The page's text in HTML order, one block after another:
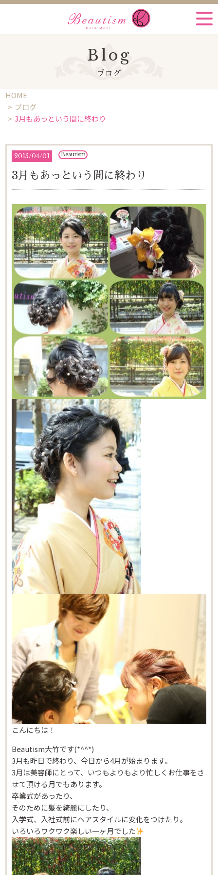
Blog
ブログ
HOME
ブログ
3月もあっという間に終わり
2015/04/01 Beautism
3月もあっという間に終わり
こんにちは！
Beautism大竹です(*^^*)
3月も昨日で終わり、今日から4月が始まります。
3月は美容師にとって、いつもよりもより忙しくお仕事をさ
せて頂ける月でもあります。
卒業式があったり、
そのために髪を綺麗にしたり、
入学式、入社式前にヘアスタイルに変化をつけたり。
いろいろワクワク楽しい一ヶ月でした